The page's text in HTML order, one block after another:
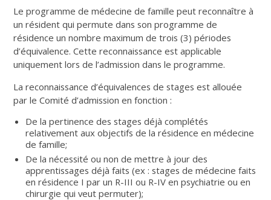
Le programme de médecine de famille peut reconnaître à
un résident qui permute dans son programme de
résidence un nombre maximum de trois (3) périodes
d’équivalence. Cette reconnaissance est applicable
uniquement lors de l’admission dans le programme.
La reconnaissance d’équivalences de stages est allouée
par le Comité d’admission en fonction :
De la pertinence des stages déjà complétés
relativement aux objectifs de la résidence en médecine
de famille;
De la nécessité ou non de mettre à jour des
apprentissages déjà faits (ex : stages de médecine faits
en résidence I par un R-III ou R-IV en psychiatrie ou en
chirurgie qui veut permuter);